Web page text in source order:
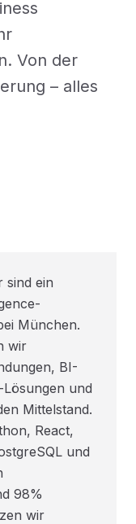
Von der
– alles
sind ein
München.
wir
BI-
und
Mittelstand.
React,
und
98%
wir